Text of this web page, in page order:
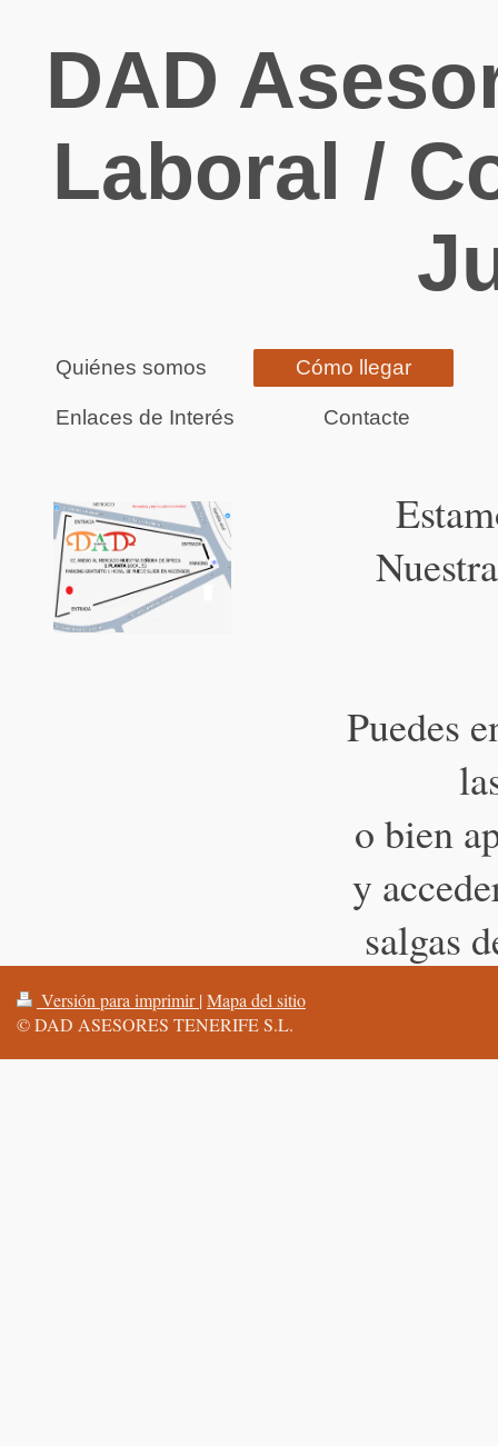
DAD
Laboral /
Quiénes somos Cómo llegar
Enlaces de Interés Contacte
Puedes
o bien
y
salgas
Versión para imprimir|Mapa del sitio
© DAD ASESORES TENERIFE S.L.